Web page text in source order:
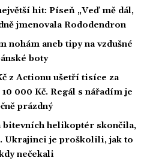
hit: Píseň „Veď mě dál,
jmenovala Rododendron
nohám aneb tipy na vzdušné
boty
z Actionu ušetří tisíce za
000 Kč. Regál s nářadím je
prázdný
bitevních helikoptér skončila,
Ukrajinci je proškolili, jak to
nečekali